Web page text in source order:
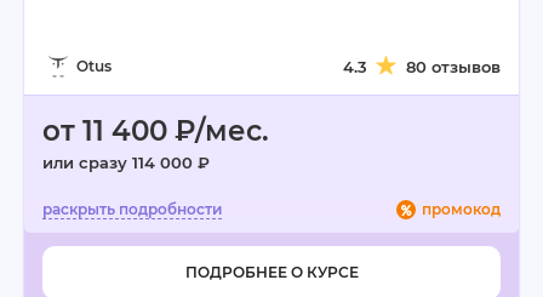
Otus 4.3 80 отзывов
от 11 400 ₽/мес.
или сразу 114 000 ₽
промокод
ПОДРОБНЕЕ О КУРСЕ